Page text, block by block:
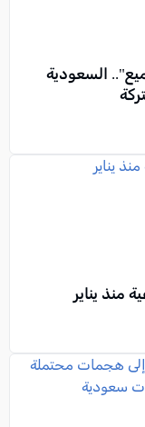
السعودية
يناير